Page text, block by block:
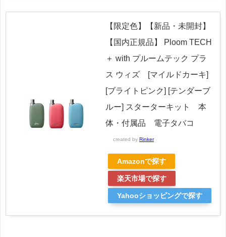
【限定色】【新品・未開封】
【国内正規品】 Ploom TECH
＋ with プルームテック プラ
ス ウィズ [マイルドカーキ]
[ブライトピンク] [テンダーブ
ルー] スターターキット 本
体・付属品 電子タバコ
created by Rinker
Amazonで探す
楽天市場で探す
Yahooショッピングで探す